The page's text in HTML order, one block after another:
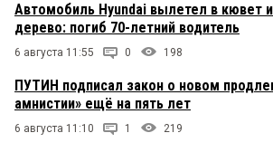
Автомобиль Hyundai вылетел в кювет
дерево: погиб 70-летний водитель
6 августа 11:55 0 198
ПУТИН подписал закон о новом
амнистии» ещё на пять лет
6 августа 11:10 1 219